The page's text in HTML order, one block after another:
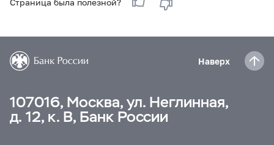
Страница была полезной?
Наверх
107016, Москва, ул. Неглинная,
д. 12, к. В, Банк России